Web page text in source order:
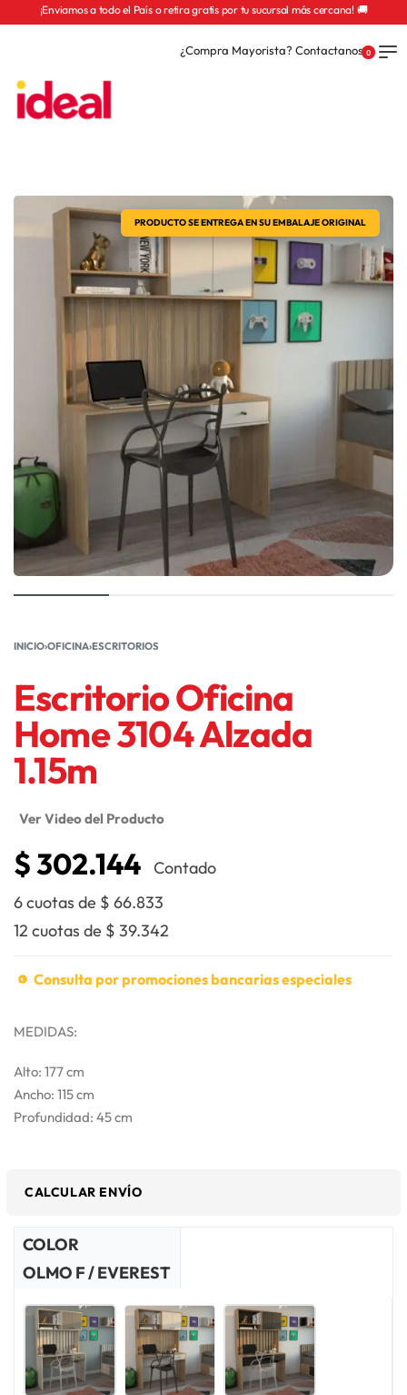
¡Enviamos a todo el País o retira gratis por tu sucursal más cercana! 🚚
¿Compra Mayorista? Contactanos 0
PRODUCTO SE ENTREGA EN SU EMBALAJE ORIGINAL
INICIO›OFICINA›ESCRITORIOS
Escritorio Oficina
Home 3104 Alzada
1.15m
Ver Video del Producto
$302.144
Contado
6 cuotas de $ 66.833
12 cuotas de $ 39.342
Consulta por promociones bancarias especiales
MEDIDAS:
Alto: 177 cm
Ancho: 115 cm
Profundidad: 45 cm
CALCULAR ENVÍO
COLOR
OLMO F / EVEREST